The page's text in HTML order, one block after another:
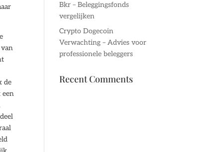
de
een
Bkr – Beleggingsfonds
vergelijken
Crypto Dogecoin
Verwachting – Advies voor
professionele beleggers
Recent Comments